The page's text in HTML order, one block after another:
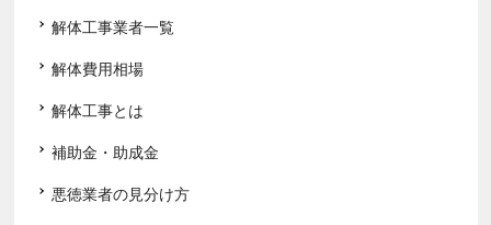
解体工事業者一覧
解体費用相場
解体工事とは
補助金・助成金
悪徳業者の見分け方